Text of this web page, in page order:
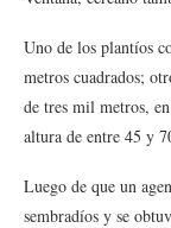
Uno de los plantíos
metros cuadrados;
de tres mil metros,
altura de entre 45 y
Luego de que un
sembradíos y se